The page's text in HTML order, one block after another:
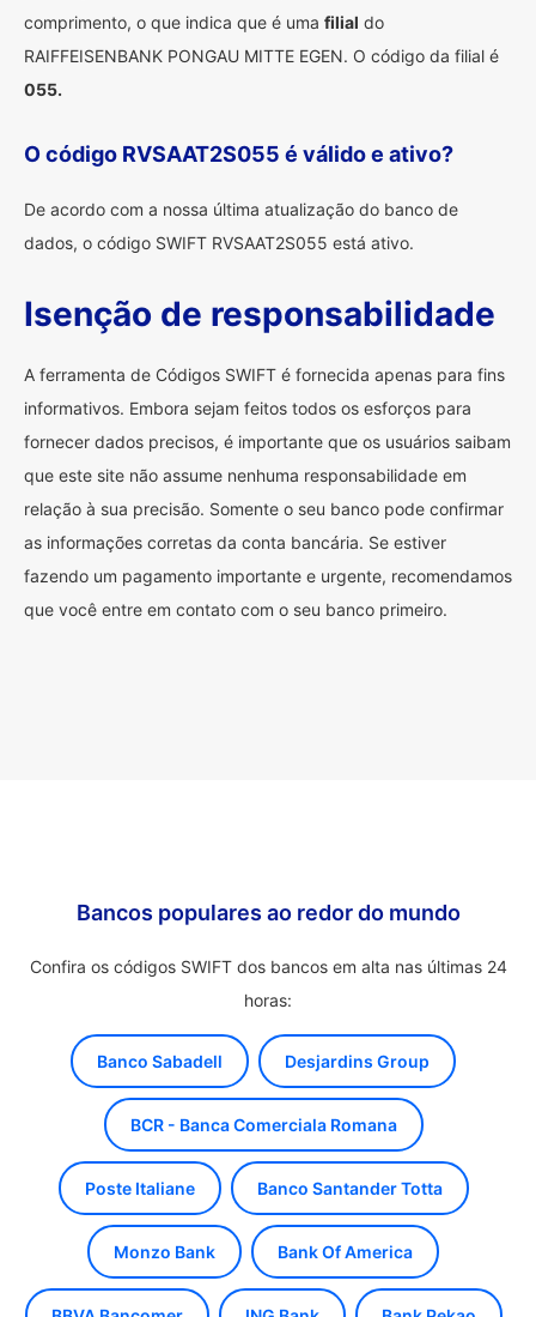
comprimento, o que indica que é uma filial do
RAIFFEISENBANK PONGAU MITTE EGEN. O código da filial é
055.
O código RVSAAT2S055 é válido e ativo?
De acordo com a nossa última atualização do banco de
dados, o código SWIFT RVSAAT2S055 está ativo.
Isenção de responsabilidade
A ferramenta de Códigos SWIFT é fornecida apenas para fins
informativos. Embora sejam feitos todos os esforços para
fornecer dados precisos, é importante que os usuários saibam
que este site não assume nenhuma responsabilidade em
relação à sua precisão. Somente o seu banco pode confirmar
as informações corretas da conta bancária. Se estiver
fazendo um pagamento importante e urgente, recomendamos
que você entre em contato com o seu banco primeiro.
Bancos populares ao redor do mundo
Confira os códigos SWIFT dos bancos em alta nas últimas 24
horas:
Banco Sabadell Desjardins Group
BCR - Banca Comerciala Romana
Poste Italiane Banco Santander Totta
Monzo Bank Bank Of America